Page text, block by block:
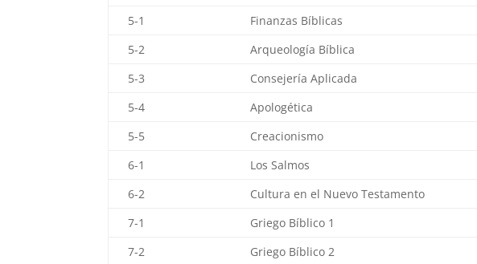
5-1
Finanzas Bíblicas
5-2
Arqueología Bíblica
5-3
Consejería Aplicada
5-4
Apologética
5-5
Creacionismo
6-1
Los Salmos
6-2
Cultura en el Nuevo Testamento
7-1
Griego Bíblico 1
7-2
Griego Bíblico 2